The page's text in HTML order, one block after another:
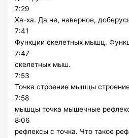
7:29
Ха-ха. Да не, наверное,
7:41
Функции скелетных мышц.
7:47
скелетных мыш.
7:53
Точка строение мышцы
7:58
мышцы точка мышечные
8:06
рефлексы с точка. Что такое